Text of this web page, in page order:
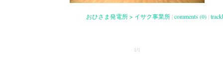
おひさま発電所 > イサク事業所 |comments (0) |
1/1